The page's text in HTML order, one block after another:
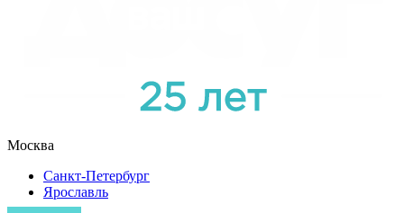
Москва
Санкт-Петербург
Ярославль